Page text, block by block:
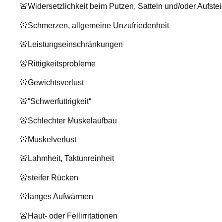
🚨Widersetzlichkeit beim Putzen, Satteln und/oder
🚨Schmerzen, allgemeine Unzufriedenheit
🚨Leistungseinschränkungen
🚨Rittigkeitsprobleme
🚨Gewichtsverlust
🚨“Schwerfuttrigkeit“
🚨Schlechter Muskelaufbau
🚨Muskelverlust
🚨Lahmheit, Taktunreinheit
🚨steifer Rücken
🚨langes Aufwärmen
🚨Haut- oder Fellirritationen